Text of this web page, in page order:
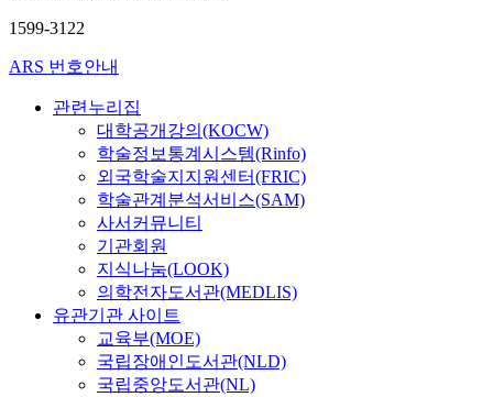
1599-3122
ARS 번호안내
관련누리집
대학공개강의(KOCW)
학술정보통계시스템(Rinfo)
외국학술지지원센터(FRIC)
학술관계분석서비스(SAM)
사서커뮤니티
기관회원
지식나눔(LOOK)
의학전자도서관(MEDLIS)
유관기관 사이트
교육부(MOE)
국립장애인도서관(NLD)
국립중앙도서관(NL)